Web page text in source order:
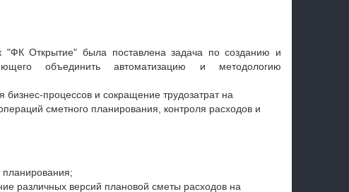
Открытие" была поставлена задача по созданию и
объединить автоматизацию и методологию
процессов и сокращение трудозатрат на
сметного планирования, контроля расходов и
планирования;
различных версий плановой сметы расходов на